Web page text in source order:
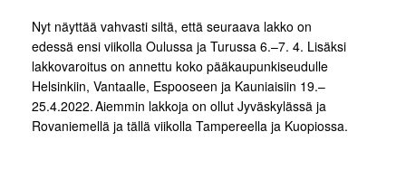
Nyt näyttää vahvasti siltä, että seuraava lakko on
edessä ensi viikolla Oulussa ja Turussa 6.–7. 4. Lisäksi
lakkovaroitus on annettu koko pääkaupunkiseudulle
Helsinkiin, Vantaalle, Espooseen ja Kauniaisiin 19.–
25.4.2022. Aiemmin lakkoja on ollut Jyväskylässä ja
Rovaniemellä ja tällä viikolla Tampereella ja Kuopiossa.